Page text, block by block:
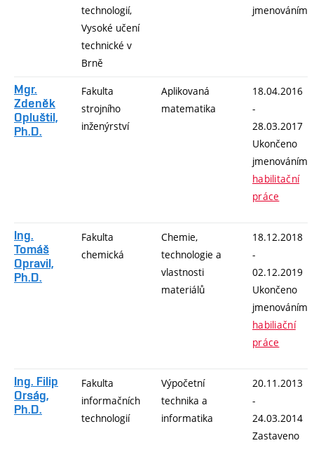
technologií,
Vysoké učení
technické v
Brně
jmenováním
Mgr.
Zdeněk
Opluštil,
Ph.D.
Fakulta
strojního
inženýrství
Aplikovaná
matematika
18.04.2016
-
28.03.2017
Ukončeno
jmenováním
habilitační
práce
Ing.
Tomáš
Opravil,
Ph.D.
Fakulta
chemická
Chemie,
technologie a
vlastnosti
materiálů
18.12.2018
-
02.12.2019
Ukončeno
jmenováním
habiliační
práce
Ing. Filip
Orság,
Ph.D.
Fakulta
informačních
technologií
Výpočetní
technika a
informatika
20.11.2013
-
24.03.2014
Zastaveno